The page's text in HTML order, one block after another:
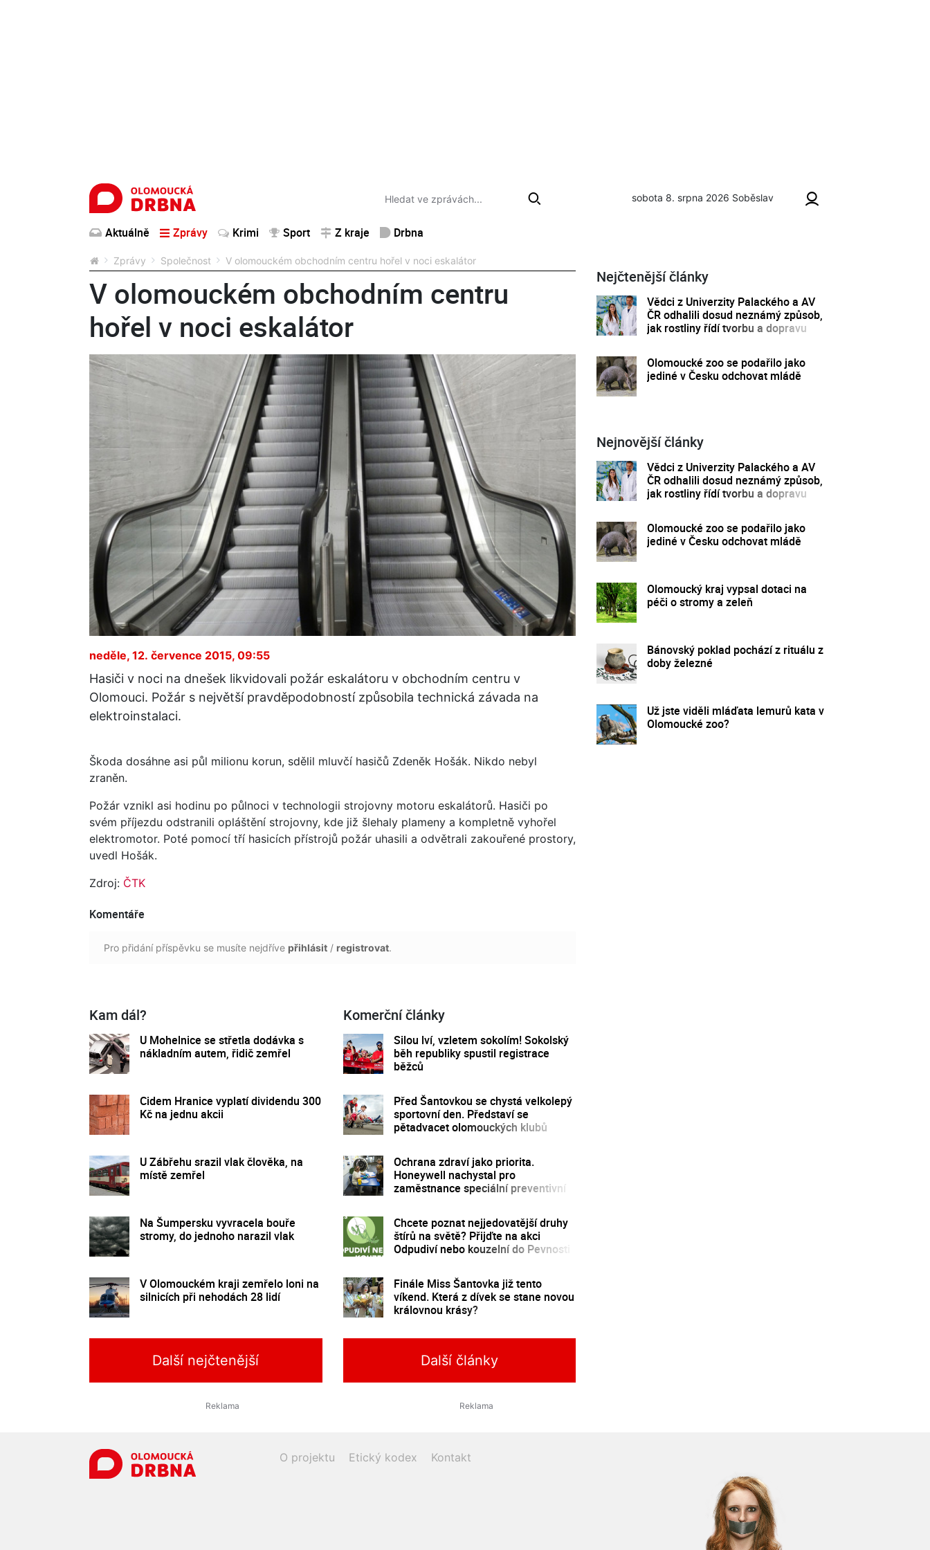
sobota 8. srpna 2026 Soběslav
Aktuálně Zprávy Krimi Sport Z kraje Drbna
Zprávy Společnost V olomouckém obchodním centru hořel v noci eskalátor
V olomouckém obchodním centru
hořel v noci eskalátor
neděle, 12. července 2015, 09:55
Hasiči v noci na dnešek likvidovali požár eskalátoru v obchodním centru v
Olomouci. Požár s největší pravděpodobností způsobila technická závada na
elektroinstalaci.
Škoda dosáhne asi půl milionu korun, sdělil mluvčí hasičů Zdeněk Hošák. Nikdo nebyl
zraněn.
Požár vznikl asi hodinu po půlnoci v technologii strojovny motoru eskalátorů. Hasiči po
svém příjezdu odstranili opláštění strojovny, kde již šlehaly plameny a kompletně vyhořel
elektromotor. Poté pomocí tří hasicích přístrojů požár uhasili a odvětrali zakouřené prostory,
uvedl Hošák.
Zdroj: ČTK
Komentáře
Pro přidání příspěvku se musíte nejdříve přihlásit / registrovat.
Kam dál?
U Mohelnice se střetla dodávka s
nákladním autem, řidič zemřel
Cidem Hranice vyplatí dividendu 300
Kč na jednu akcii
U Zábřehu srazil vlak člověka, na
místě zemřel
Na Šumpersku vyvracela bouře
stromy, do jednoho narazil vlak
V Olomouckém kraji zemřelo loni na
silnicích při nehodách 28 lidí
Komerční články
Silou lví, vzletem sokolím! Sokolský
běh republiky spustil registrace
běžců
Před Šantovkou se chystá velkolepý
sportovní den. Představí se
pětadvacet olomouckých klubů
Ochrana zdraví jako priorita.
Honeywell nachystal pro
zaměstnance speciální preventivní
Chcete poznat nejjedovatější druhy
štírů na světě? Přijďte na akci
Odpudiví nebo kouzelní do Pevnosti
Finále Miss Šantovka již tento
víkend. Která z dívek se stane novou
královnou krásy?
Další nejčtenější Další články
Nejčtenější články
Vědci z Univerzity Palackého a AV
ČR odhalili dosud neznámý způsob,
jak rostliny řídí tvorbu a dopravu
Olomoucké zoo se podařilo jako
jediné v Česku odchovat mládě
Nejnovější články
Vědci z Univerzity Palackého a AV
ČR odhalili dosud neznámý způsob,
jak rostliny řídí tvorbu a dopravu
Olomoucké zoo se podařilo jako
jediné v Česku odchovat mládě
Olomoucký kraj vypsal dotaci na
péči o stromy a zeleň
Bánovský poklad pochází z rituálu z
doby železné
Už jste viděli mláďata lemurů kata v
Olomoucké zoo?
O projektu Etický kodex Kontakt